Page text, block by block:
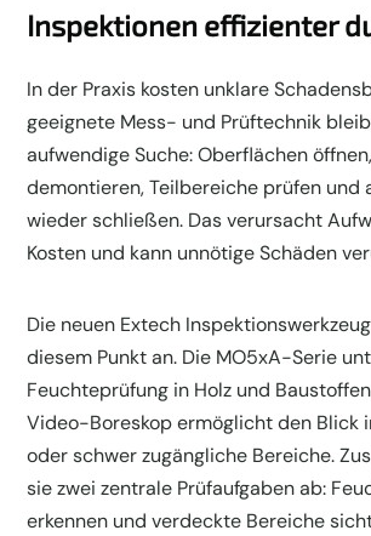
Inspektionen effizienter
In der Praxis kosten unklare
geeignete Mess- und Prüftechnik
aufwendige Suche: Oberflächen
demontieren, Teilbereiche prüfen und
wieder schließen. Das verursacht
Kosten und kann unnötige Schäden
Die neuen Extech
diesem Punkt an. Die MO5xA-Serie
Feuchteprüfung in Holz und
Video-Boreskop ermöglicht den Blick
oder schwer zugängliche Bereiche.
sie zwei zentrale Prüfaufgaben ab:
erkennen und verdeckte Bereiche